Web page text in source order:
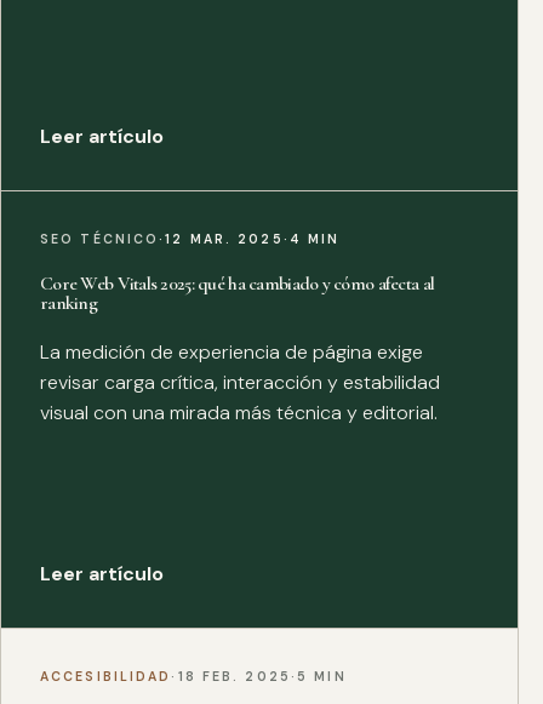
Leer artículo
SEO TÉCNICO·12 MAR. 2025 · 4 MIN
Core Web Vitals 2025: qué ha cambiado y cómo afecta al
ranking
La medición de experiencia de página exige
revisar carga crítica, interacción y estabilidad
visual con una mirada más técnica y editorial.
Leer artículo
ACCESIBILIDAD · 18 FEB. 2025 · 5 MIN